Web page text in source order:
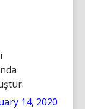
14, 2020